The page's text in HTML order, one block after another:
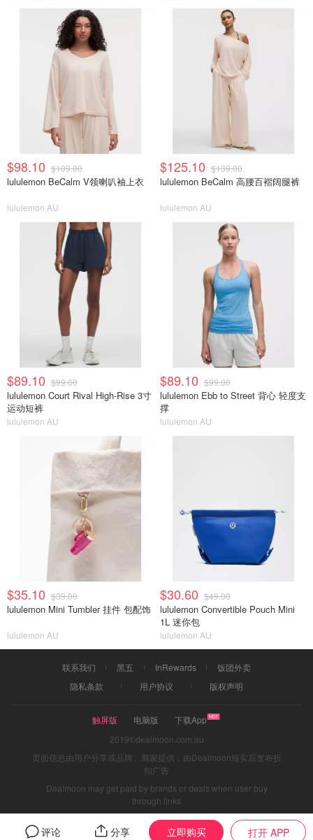
$98.10 $109.00
lululemon BeCalm V领喇叭袖上衣
lululemon AU
$125.10 $139.00
lululemon BeCalm 高腰百褶阔腿裤
lululemon AU
$89.10 $99.00
lululemon Court Rival High-Rise 3寸
运动短裤
lululemon AU
$89.10 $99.00
lululemon Ebb to Street 背心 轻度支
撑
lululemon AU
$35.10 $39.00
lululemon Mini Tumbler 挂件 包配饰
lululemon AU
$30.60 $49.00
lululemon Convertible Pouch Mini
1L 迷你包
lululemon AU
评论 分享 立即购买 打开 APP
联系我们 黑五 InRewards
饭团外卖
隐私条款
用户协议 版权声明
触屏版 电脑版
下载App
2019©dealmoon.com.au
页面信息由用户分享或品牌、商家提供，由Dealmoon核实后发布折
扣广告
Dealmoon may get paid by brands or deals when user buy
through links